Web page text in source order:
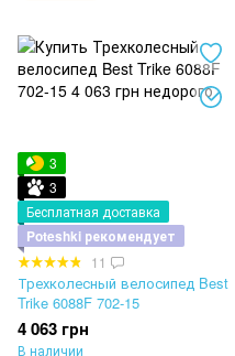
3
3
Бесплатная доставка
Poteshki рекомендует
11
Трехколесный велосипед Best
Trike 6088F 702-15
4 063 грн
В наличии